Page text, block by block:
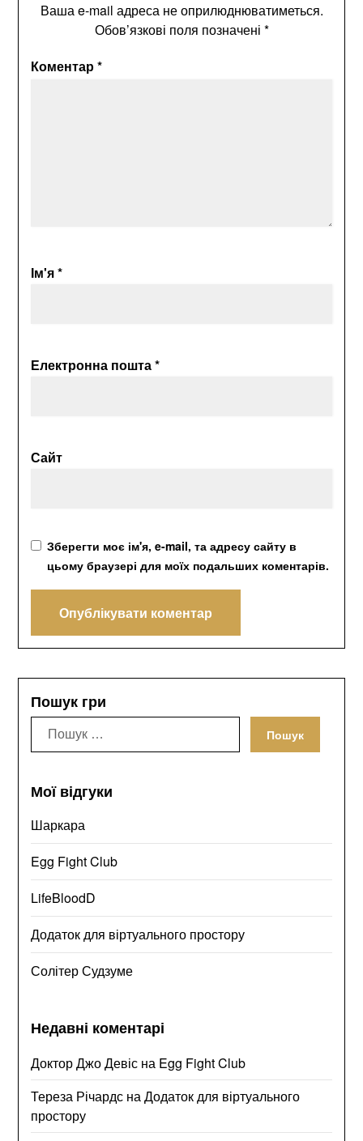
Ваша e-mail адреса не оприлюднюватиметься.
Обов’язкові поля позначені *
Коментар*
Ім'я*
Електронна пошта*
Сайт
Зберегти моє ім'я, e-mail, та адресу сайту в
цьому браузері для моїх подальших коментарів.
Пошук гри
Пошук:
Мої відгуки
Шаркара
Egg Fight Club
LifeBloodD
Додаток для віртуального простору
Солітер Судзуме
Недавні коментарі
Доктор Джо Девіс на Egg Fight Club
Тереза Річардс наДодаток для віртуального
простору